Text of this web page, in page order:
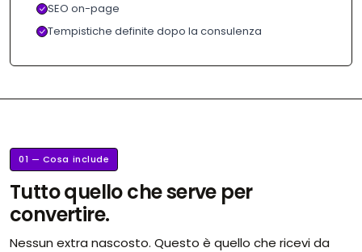
SEO on-page
Tempistiche definite dopo la consulenza
01 — Cosa include
Tutto quello che serve per
convertire.
Nessun extra nascosto. Questo è quello che ricevi da